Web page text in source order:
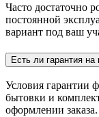
Часто достаточно
постоянной
вариант под ваш
Есть ли гарантия на
Условия гарантии
бытовки и
оформлении заказа.